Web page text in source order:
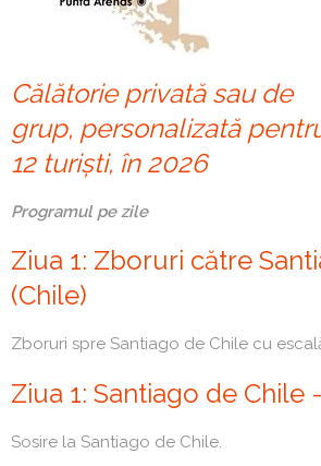
Călătorie privată sau de
grup, personalizată
12 turiști, în 2026
Programul pe zile
Ziua 1: Zboruri către
(Chile)
Zboruri spre Santiago de Chile cu
Ziua 1: Santiago de Chile
Sosire la Santiago de Chile.